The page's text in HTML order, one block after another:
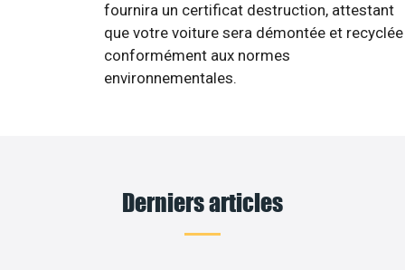
fournira un certificat destruction, attestant
que votre voiture sera démontée et recyclée
conformément aux normes
environnementales.
Derniers articles